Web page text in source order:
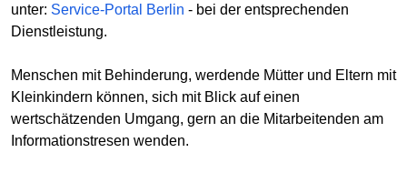
unter: Service-Portal Berlin - bei der entsprechenden
Dienstleistung.
Menschen mit Behinderung, werdende Mütter und Eltern mit
Kleinkindern können, sich mit Blick auf einen
wertschätzenden Umgang, gern an die Mitarbeitenden am
Informationstresen wenden.